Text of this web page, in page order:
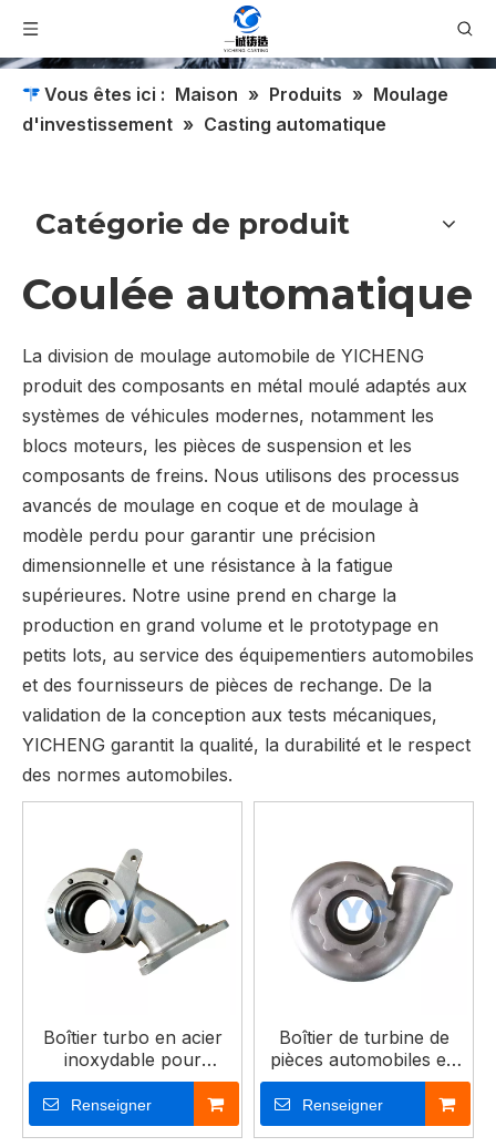
Vous êtes ici : Maison » Produits » Moulage
d'investissement » Casting automatique
Catégorie de produit
Coulée automatique
La division de moulage automobile de YICHENG
produit des composants en métal moulé adaptés aux
systèmes de véhicules modernes, notamment les
blocs moteurs, les pièces de suspension et les
composants de freins. Nous utilisons des processus
avancés de moulage en coque et de moulage à
modèle perdu pour garantir une précision
dimensionnelle et une résistance à la fatigue
supérieures. Notre usine prend en charge la
production en grand volume et le prototypage en
petits lots, au service des équipementiers automobiles
et des fournisseurs de pièces de rechange. De la
validation de la conception aux tests mécaniques,
YICHENG garantit la qualité, la durabilité et le respect
des normes automobiles.
Boîtier turbo en acier
inoxydable pour
turbocompresseurs
Renseigner
Boîtier de turbine de
pièces automobiles en
acier inoxydable
Renseigner